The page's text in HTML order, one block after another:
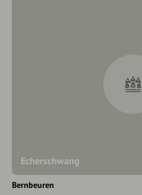
Echerschwang
Bernbeuren